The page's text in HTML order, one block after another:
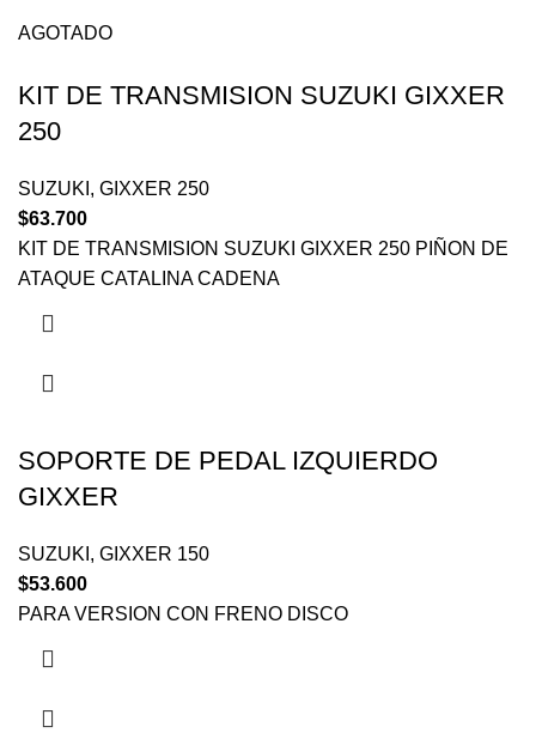
AGOTADO
KIT DE TRANSMISION SUZUKI GIXXER
250
SUZUKI , GIXXER 250
$63.700
KIT DE TRANSMISION SUZUKI GIXXER 250 PIÑON DE
ATAQUE CATALINA CADENA
SOPORTE DE PEDAL IZQUIERDO
GIXXER
SUZUKI , GIXXER 150
$53.600
PARA VERSION CON FRENO DISCO